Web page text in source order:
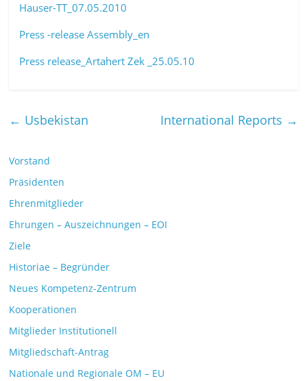
Hauser-TT_07.05.2010
Press -release Assembly_en
Press release_Artahert Zek _25.05.10
← Usbekistan International Reports →
Vorstand
Präsidenten
Ehrenmitglieder
Ehrungen – Auszeichnungen – EOI
Ziele
Historiae – Begründer
Neues Kompetenz-Zentrum
Kooperationen
Mitglieder Institutionell
Mitgliedschaft-Antrag
Nationale und Regionale OM – EU